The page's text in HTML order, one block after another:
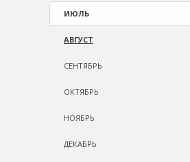
ИЮЛЬ
АВГУСТ
СEНТЯБРЬ
ОКТЯБРЬ
НОЯБРЬ
ДЕКАБРЬ